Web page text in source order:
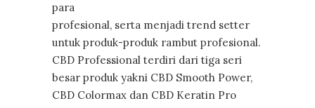
para
profesional, serta menjadi trend setter
untuk produk-produk rambut profesional.
CBD Professional terdiri dari tiga seri
besar produk yakni CBD Smooth Power,
CBD Colormax dan CBD Keratin Pro